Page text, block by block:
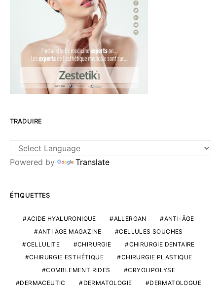
TRADUIRE
Powered by Translate
ÉTIQUETTES
ACIDE HYALURONIQUE ALLERGAN
ANTI-ÂGE
ANTI AGE MAGAZINE
CELLULES SOUCHES
CELLULITE
CHIRURGIE
CHIRURGIE DENTAIRE
CHIRURGIE ESTHÉTIQUE
CHIRURGIE PLASTIQUE
COMBLEMENT RIDES
CRYOLIPOLYSE
DERMACEUTIC
DERMATOLOGIE
DERMATOLOGUE